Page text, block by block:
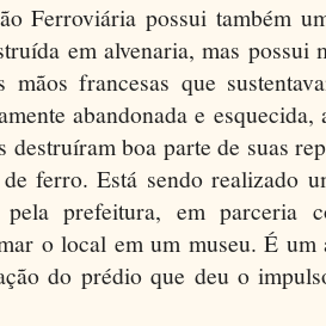
Ferroviária possui também
em alvenaria, mas possui
mãos francesas que
abandonada e
destruíram boa parte de suas
ferro. Está sendo realizado
prefeitura, em parceria
o local em um museu. É um
do prédio que deu o